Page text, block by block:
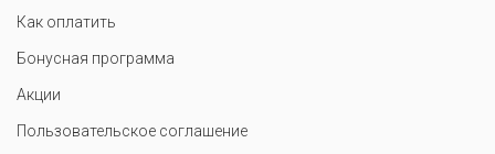
Как оплатить
Бонусная программа
Акции
Пользовательское соглашение